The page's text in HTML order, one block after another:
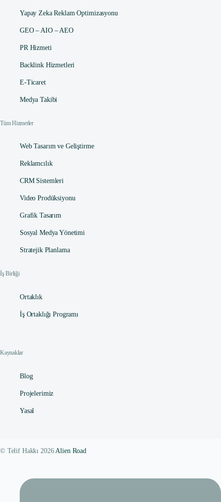
Yapay Zeka Reklam Optimizasyonu
GEO – AIO – AEO
PR Hizmeti
Backlink Hizmetleri
E-Ticaret
Medya Takibi
Tüm Hizmetler
Web Tasarım ve Geliştirme
Reklamcılık
CRM Sistemleri
Video Prodüksiyonu
Grafik Tasarım
Sosyal Medya Yönetimi
Stratejik Planlama
İş Birliği
Ortaklık
İş Ortaklığı Programı
Kaynaklar
Blog
Projelerimiz
Yasal
© Telif Hakkı 2026Alien Road